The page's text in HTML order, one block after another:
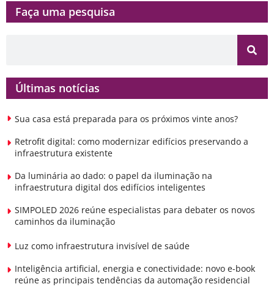
Faça uma pesquisa​​
Últimas notícias
Sua casa está preparada para os próximos vinte anos?
Retrofit digital: como modernizar edifícios preservando a
infraestrutura existente
Da luminária ao dado: o papel da iluminação na
infraestrutura digital dos edifícios inteligentes
SIMPOLED 2026 reúne especialistas para debater os novos
caminhos da iluminação
Luz como infraestrutura invisível de saúde
Inteligência artificial, energia e conectividade: novo e-book
reúne as principais tendências da automação residencial